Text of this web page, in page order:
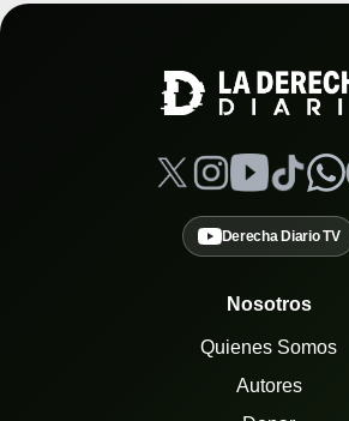
Derecha Diario TV
Nosotros
Quienes Somos
Autores